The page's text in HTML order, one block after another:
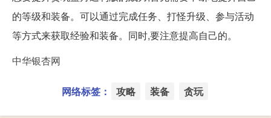
的等级和装备。可以通过完成任务、打怪升级、参与活动
等方式来获取经验和装备。同时,要注意提高自己的。
中华银杏网
网络标签： 攻略 装备 贪玩